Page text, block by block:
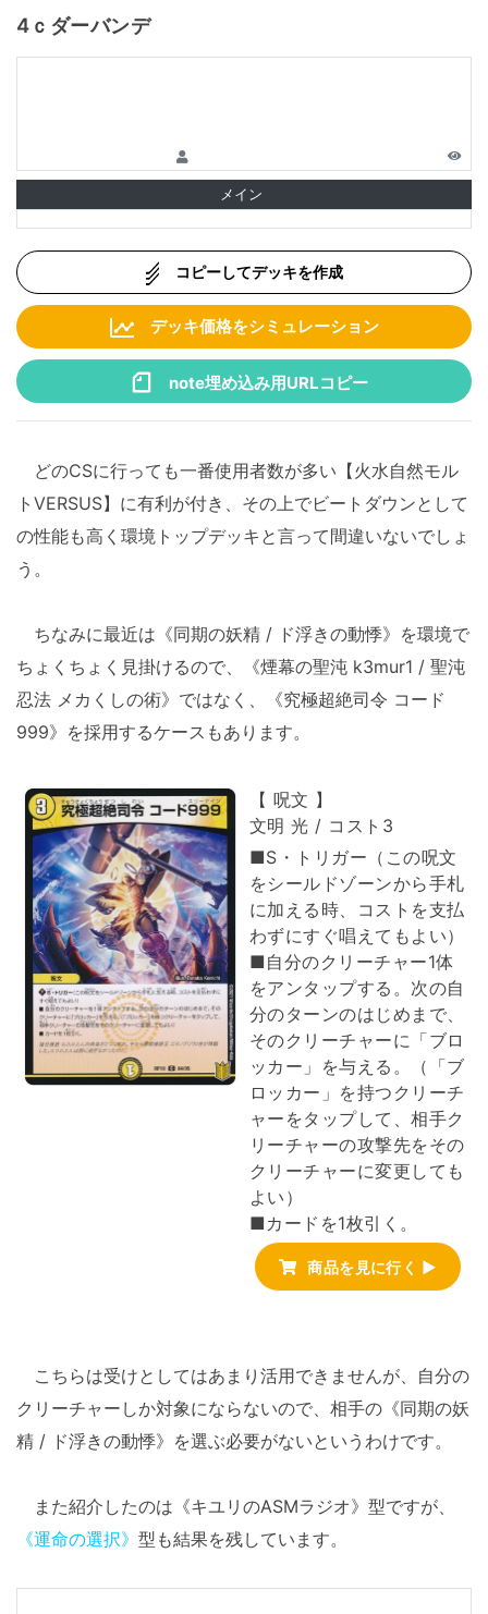
4ｃダーバンデ
メイン
コピーしてデッキを作成
デッキ価格をシミュレーション
note埋め込み用URLコピー
どのCSに行っても一番使用者数が多い【火水自然モル
トVERSUS】に有利が付き、その上でビートダウンとして
の性能も高く環境トップデッキと言って間違いないでしょ
う。
ちなみに最近は《同期の妖精 / ド浮きの動悸》を環境で
ちょくちょく見掛けるので、《煙幕の聖沌 k3mur1 / 聖沌
忍法 メカくしの術》ではなく、《究極超絶司令 コード
999》を採用するケースもあります。
【 呪文 】
文明 光 / コスト3
■S・トリガー（この呪文
をシールドゾーンから手札
に加える時、コストを支払
わずにすぐ唱えてもよい）
■自分のクリーチャー1体
をアンタップする。次の自
分のターンのはじめまで、
そのクリーチャーに「ブロ
ッカー」を与える。（「ブ
ロッカー」を持つクリーチ
ャーをタップして、相手ク
リーチャーの攻撃先をその
クリーチャーに変更しても
よい）
■カードを1枚引く。
商品を見に行く ▶
こちらは受けとしてはあまり活用できませんが、自分の
クリーチャーしか対象にならないので、相手の《同期の妖
精 / ド浮きの動悸》を選ぶ必要がないというわけです。
また紹介したのは《キユリのASMラジオ》型ですが、
《運命の選択》 型も結果を残しています。